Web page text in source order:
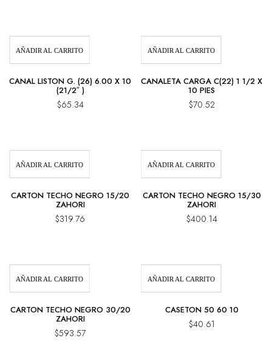
AÑADIR AL CARRITO
CANAL LISTON G. (26) 6.00 X 10
(21/2″ )
$65.34
AÑADIR AL CARRITO
CANALETA CARGA C(22) 1 1/2 X
10 PIES
$70.52
AÑADIR AL CARRITO
CARTON TECHO NEGRO 15/20
ZAHORI
$319.76
AÑADIR AL CARRITO
CARTON TECHO NEGRO 15/30
ZAHORI
$400.14
AÑADIR AL CARRITO
CARTON TECHO NEGRO 30/20
ZAHORI
$593.57
AÑADIR AL CARRITO
CASETON 50 60 10
$40.61